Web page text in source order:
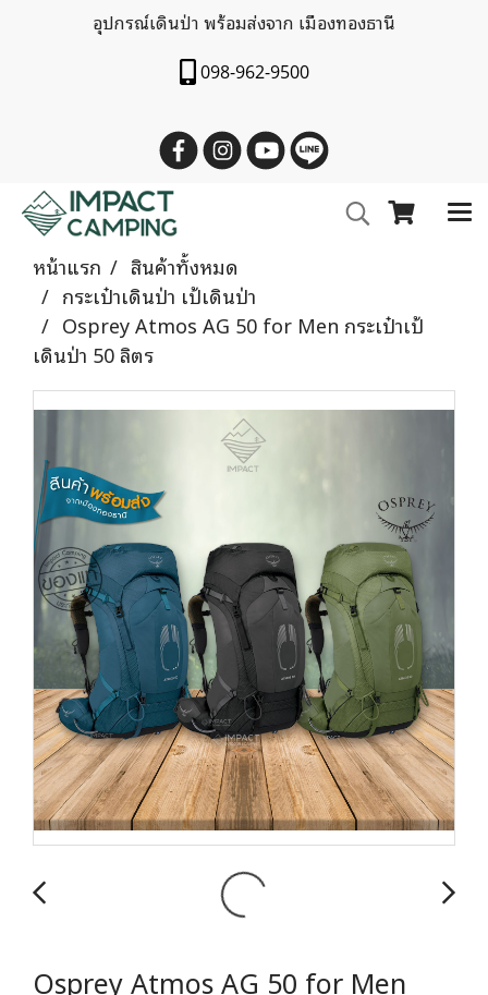
อุปกรณ์เดินป่า พร้อมส่งจาก เมืองทองธานี
098-962-9500
หน้าแรก
สินค้าทั้งหมด
กระเป๋าเดินป่า เป้เดินป่า
Osprey Atmos AG 50 for Men กระเป๋าเป้
เดินป่า 50 ลิตร
Osprey Atmos AG 50 for Men